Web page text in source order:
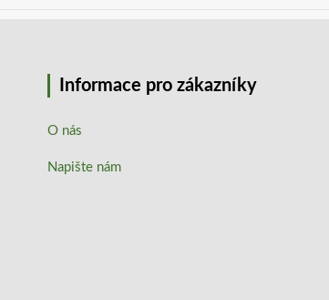
Informace pro zákazníky
O nás
Napište nám